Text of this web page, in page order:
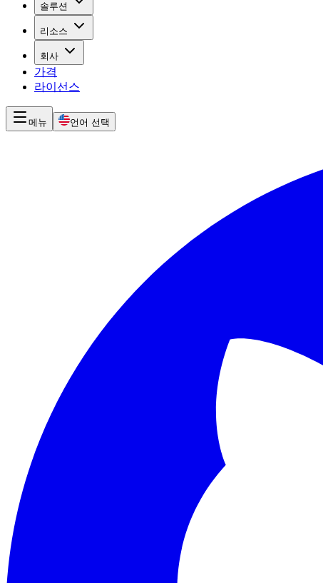
솔루션
리소스
회사
가격
라이선스
메뉴 언어 선택